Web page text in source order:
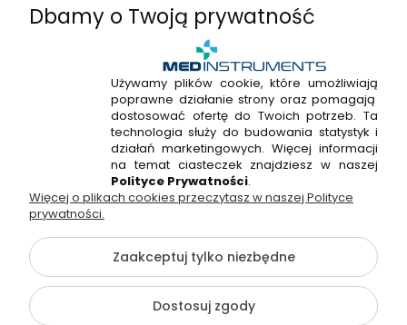
+48 720 915 338
+48 22 298 53 38
Napisz do nas!
Hossa Medical Sp. z o. o. | ul. Kryształowa 33A, 01-356
Warszawa, woj. mazowieckie | NIP: 7010404814, REGON:
146982576, KRS: 0000491265
©2026 Wszelkie Prawa Zastrzeżone | medinstruments.pl
Dbamy o Twoją prywatność
Używamy plików cookie, które umożliwiają
poprawne działanie strony oraz pomagają
dostosować ofertę do Twoich potrzeb. Ta
technologia służy do budowania statystyk i
działań marketingowych. Więcej informacji
na temat ciasteczek znajdziesz w naszej
Polityce Prywatności.
Więcej o plikach cookies przeczytasz w naszej Polityce
prywatności.
Zaakceptuj tylko niezbędne
Dostosuj zgody